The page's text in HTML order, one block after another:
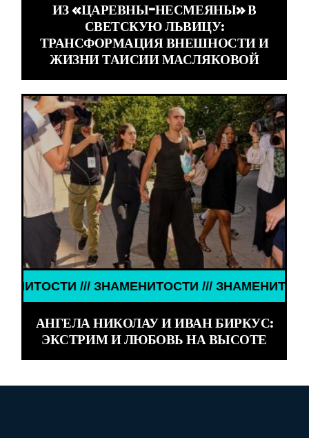
ИЗ «ЦАРЕВНЫ-НЕСМЕЯНЫ» В
СВЕТСКУЮ ЛЬВИЦУ:
ТРАНСФОРМАЦИЯ ВНЕШНОСТИ И
ЖИЗНИ ТАИСИИ МАСЛЯКОВОЙ
/// ЗНАМЕНИТОСТИ ///
АНГЕЛА НИКОЛАУ И ИВАН БИРКУС:
ЭКСТРИМ И ЛЮБОВЬ НА ВЫСОТЕ